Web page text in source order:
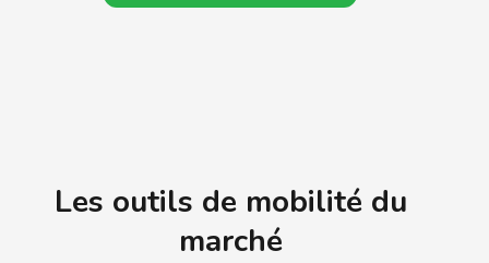
Les outils de mobilité du
marché